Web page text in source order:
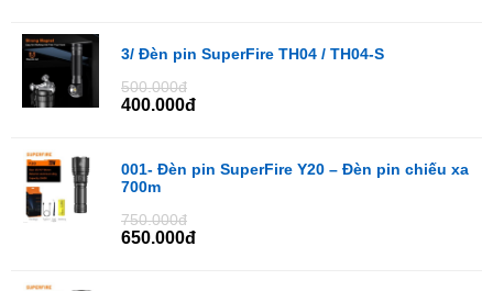
3/ Đèn pin SuperFire TH04 / TH04-S
500.000đ
400.000đ
001- Đèn pin SuperFire Y20 – Đèn pin chiếu xa
700m
750.000đ
650.000đ